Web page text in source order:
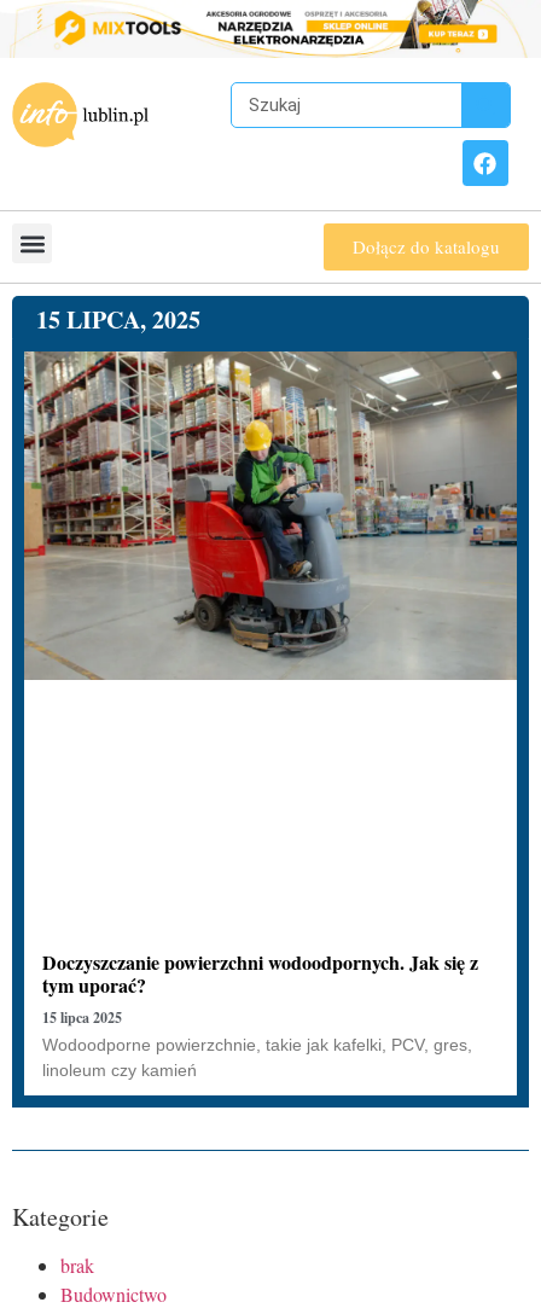
Dołącz do katalogu
15 LIPCA, 2025
Doczyszczanie powierzchni wodoodpornych. Jak się z
tym uporać?
15 lipca 2025
Wodoodporne powierzchnie, takie jak kafelki, PCV, gres,
linoleum czy kamień
Kategorie
brak
Budownictwo